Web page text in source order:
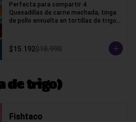
Perfecta para compartir 4
Quesadillas de carne mechada, tinga
de pollo envuelta en tortillas de trigo,
chipotle, acida, honey, marinara y pico
de gallo
$15.192$18.990
de trigo)
Fishtaco